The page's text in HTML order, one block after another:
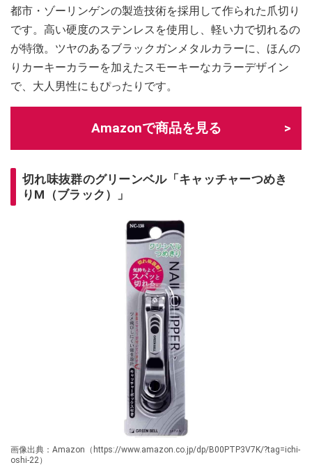
都市・ゾーリンゲンの製造技術を採用して作られた爪切り
です。高い硬度のステンレスを使用し、軽い力で切れるの
が特徴。ツヤのあるブラックガンメタルカラーに、ほんの
りカーキーカラーを加えたスモーキーなカラーデザイン
で、大人男性にもぴったりです。
Amazonで商品を見る
切れ味抜群のグリーンベル「キャッチャーつめき
りM（ブラック）」
画像出典：Amazon（https://www.amazon.co.jp/dp/B00PTP3V7K/?tag=ichi-
oshi-22）